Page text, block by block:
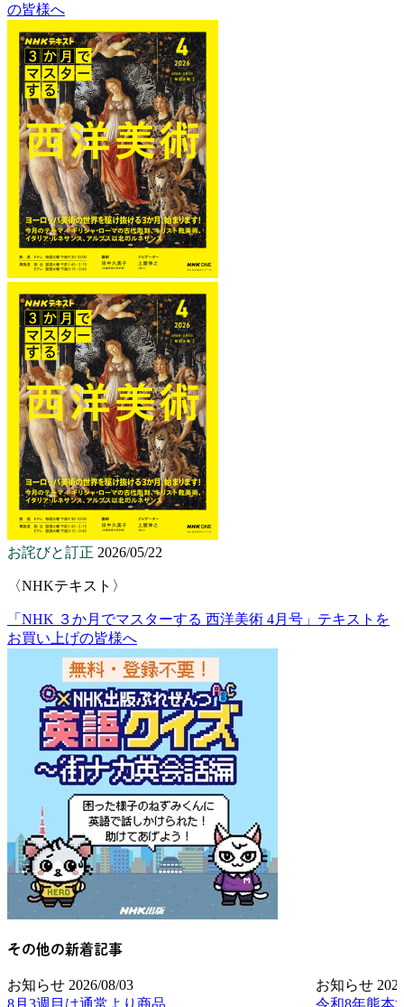
の皆様へ
お詫びと訂正 2026/05/22
〈NHKテキスト〉
「NHK ３か月でマスターする 西洋美術 4月号」テキストを
お買い上げの皆様へ
その他の新着記事
お知らせ 2026/08/03
8月3週目は通常より商品
お知らせ
令和8年熊本